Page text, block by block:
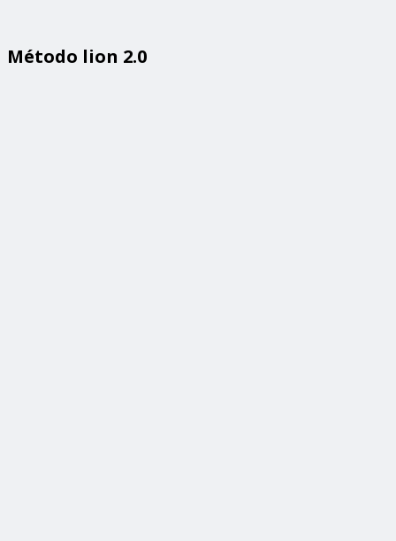
Método lion 2.0